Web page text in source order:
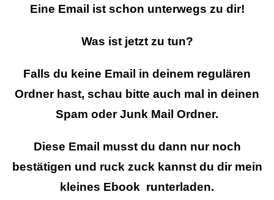
Eine Email ist schon unterwegs zu dir!
Was ist jetzt zu tun?
Falls du keine Email in deinem regulären
Ordner hast, schau bitte auch mal in deinen
Spam oder Junk Mail Ordner.
Diese Email musst du dann nur noch
bestätigen und ruck zuck kannst du dir mein
kleines Ebook runterladen.